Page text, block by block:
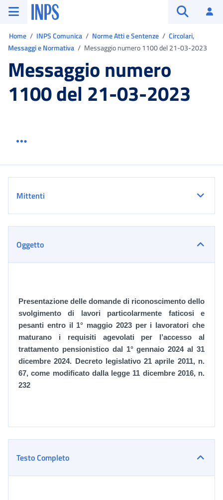
Vai al menu principale
Vai al contenuto principale
Vai al pie' di pagina
INPS ()
Home INPS Comunica Norme Atti e Sentenze
Circolari,
Messaggi e Normativa
Messaggio numero 1100 del 21-03-2023
Messaggio numero
1100 del 21-03-2023
Mittenti
Oggetto
Presentazione delle domande di riconoscimento dello
svolgimento di lavori particolarmente faticosi e
pesanti entro il 1° maggio 2023 per i lavoratori che
maturano i requisiti agevolati per l’accesso al
trattamento pensionistico dal 1° gennaio 2024 al 31
dicembre 2024. Decreto legislativo 21 aprile 2011, n.
67, come modificato dalla legge 11 dicembre 2016, n.
232
Testo Completo